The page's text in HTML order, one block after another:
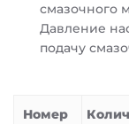
смазочного
Давление
подачу
Номер